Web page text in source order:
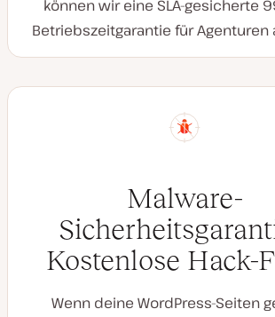
können wir eine SLA-gesicherte
Betriebszeitgarantie für Agenturen
Malware-
Kostenlose Hack-
Wenn deine WordPress-Seiten